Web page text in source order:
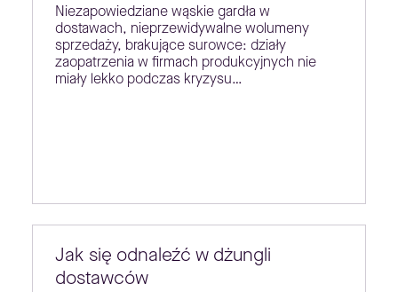
Niezapowiedziane wąskie gardła w
dostawach, nieprzewidywalne wolumeny
sprzedaży, brakujące surowce: działy
zaopatrzenia w firmach produkcyjnych nie
miały lekko podczas kryzysu…
Jak się odnaleźć w dżungli
dostawców